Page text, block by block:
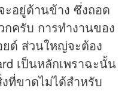
ะอยู่ด้านข้าง ซึ่งถอด
ครับ การทำงานของ
ด์ ส่วนใหญ่จะต้อง
เป็นหลักเพราฉะนั้น
งที่ขาดไม่ได้สำหรับ